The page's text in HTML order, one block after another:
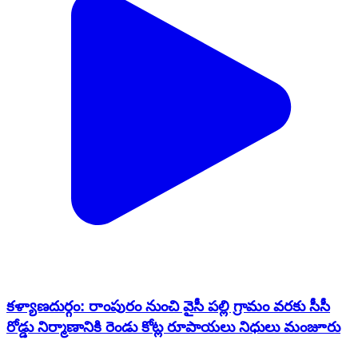
కళ్యాణదుర్గం: రాంపురం నుంచి వైసీ పల్లి గ్రామం వరకు సీసీ
రోడ్డు నిర్మాణానికి రెండు కోట్ల రూపాయలు నిధులు మంజూరు